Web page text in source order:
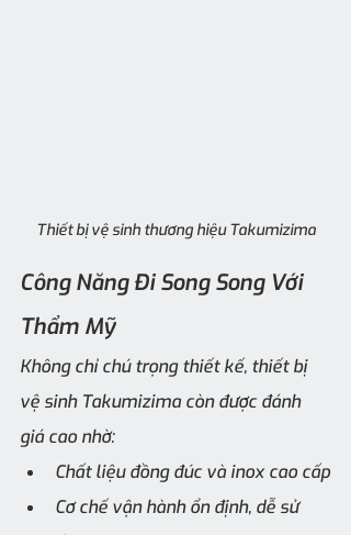
Thiết bị vệ sinh thương hiệu Takumizima
Công Năng Đi Song Song Với
Thẩm Mỹ
Không chỉ chú trọng thiết kế, thiết bị
vệ sinh Takumizima còn được đánh
giá cao nhờ:
Chất liệu đồng đúc và inox cao cấp
Cơ chế vận hành ổn định, dễ sử